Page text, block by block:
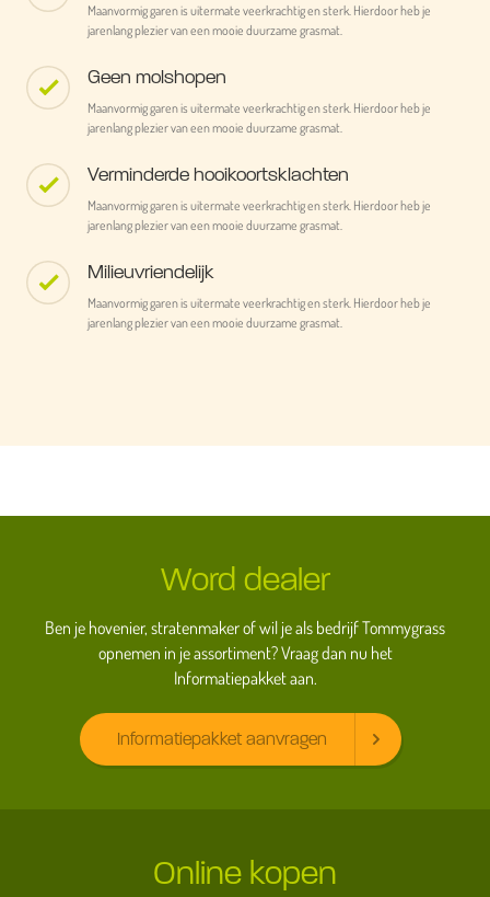
Maanvormig garen is uitermate veerkrachtig en sterk. Hierdoor heb je
jarenlang plezier van een mooie duurzame grasmat.
Geen molshopen
Maanvormig garen is uitermate veerkrachtig en sterk. Hierdoor heb je
jarenlang plezier van een mooie duurzame grasmat.
Verminderde hooikoortsklachten
Maanvormig garen is uitermate veerkrachtig en sterk. Hierdoor heb je
jarenlang plezier van een mooie duurzame grasmat.
Milieuvriendelijk
Maanvormig garen is uitermate veerkrachtig en sterk. Hierdoor heb je
jarenlang plezier van een mooie duurzame grasmat.
Word dealer
Ben je hovenier, stratenmaker of wil je als bedrijf Tommygrass
opnemen in je assortiment? Vraag dan nu het
Informatiepakket aan.
Informatiepakket aanvragen
Online kopen